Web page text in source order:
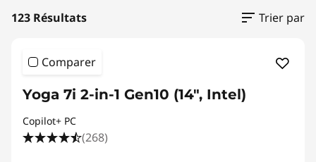
123 Résultats Trier par
Comparer
Yoga 7i 2-in-1 Gen10 (14", Intel)
Copilot+ PC
(268)